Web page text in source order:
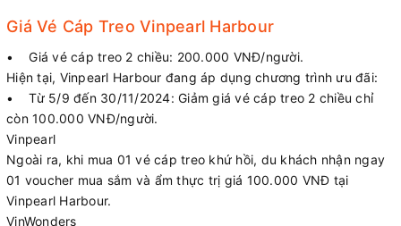
Giá Vé Cáp Treo Vinpearl Harbour
• Giá vé cáp treo 2 chiều: 200.000 VNĐ/người.
Hiện tại, Vinpearl Harbour đang áp dụng chương trình ưu đãi:
• Từ 5/9 đến 30/11/2024: Giảm giá vé cáp treo 2 chiều chỉ
còn 100.000 VNĐ/người.
Vinpearl
Ngoài ra, khi mua 01 vé cáp treo khứ hồi, du khách nhận ngay
01 voucher mua sắm và ẩm thực trị giá 100.000 VNĐ tại
Vinpearl Harbour.
VinWonders